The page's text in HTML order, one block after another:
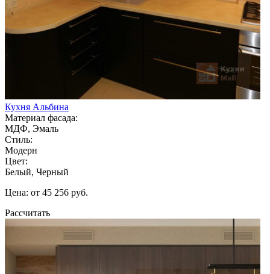
Кухня Альбина
Материал фасада:
МДФ, Эмаль
Стиль:
Модерн
Цвет:
Белый, Черный
Цена: от 45 256 руб.
Рассчитать